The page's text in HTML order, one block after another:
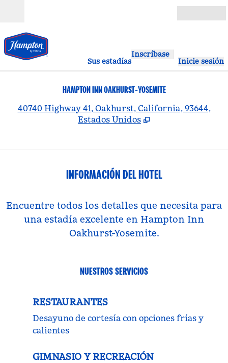
Sus estadías
Inscríbase
Inicie sesión
HAMPTON INN OAKHURST-YOSEMITE
40740 Highway 41, Oakhurst, California, 93644,
Estados Unidos
INFORMACIÓN DEL HOTEL
Encuentre todos los detalles que necesita para
una estadía excelente en Hampton Inn
Oakhurst-Yosemite.
NUESTROS SERVICIOS
RESTAURANTES
Desayuno de cortesía con opciones frías y
calientes
GIMNASIO Y RECREACIÓN